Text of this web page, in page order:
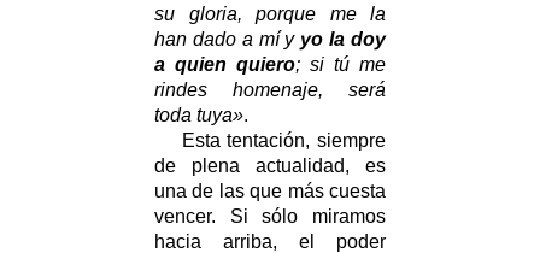
su gloria, porque me la
han dado a mí y yo la doy
a quien quiero; si tú me
rindes homenaje, será
toda tuya».
Esta tentación, siempre
de plena actualidad, es
una de las que más cuesta
vencer. Si sólo miramos
hacia arriba, el poder